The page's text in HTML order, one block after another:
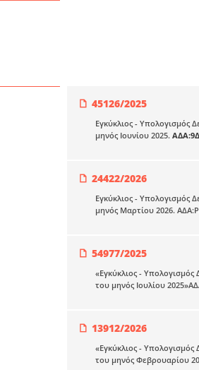
45126/2025
Εγκύκλιος - Υπολογισμός
μηνός Ιουνίου 2025.
24422/2026
Εγκύκλιος - Υπολογισμός
μηνός Μαρτίου 2026.
54977/2025
«Εγκύκλιος -
του μηνός Ιουλίου
13912/2026
«Εγκύκλιος -
του μηνός Φεβρουαρίου